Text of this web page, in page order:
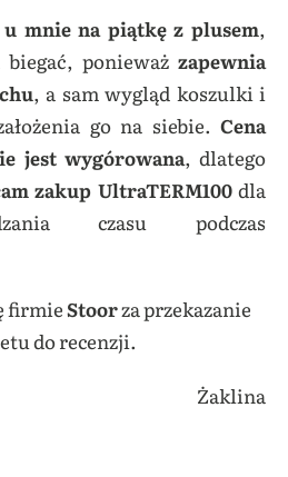
mnie na piątkę z plusem,
ponieważ zapewnia
, a sam wygląd koszulki i
go na siebie. Cena
jest wygórowana, dlatego
zakup UltraTERM100dla
czasu podczas
firmieStoorza przekazanie
do recenzji.
Żaklina